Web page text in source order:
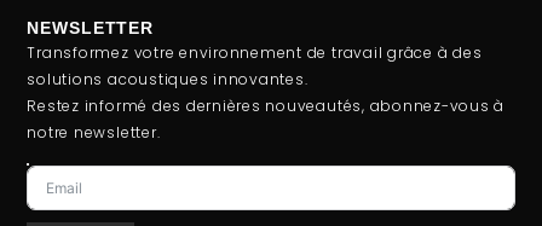
NEWSLETTER
Transformez votre environnement de travail grâce à des
solutions acoustiques innovantes.
Restez informé des dernières nouveautés, abonnez-vous à
notre newsletter.